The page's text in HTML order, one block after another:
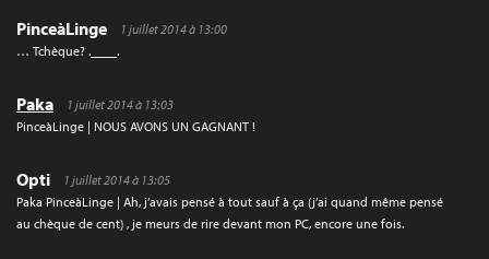
PinceàLinge
1 juillet 2014 à 13:00
… Tchèque? .____.
Paka
1 juillet 2014 à 13:03
PinceàLinge | NOUS AVONS UN GAGNANT !
Opti
1 juillet 2014 à 13:05
Paka PinceàLinge | Ah, j’avais pensé à tout sauf à ça (j’ai quand même pensé
au chèque de cent) , je meurs de rire devant mon PC, encore une fois.